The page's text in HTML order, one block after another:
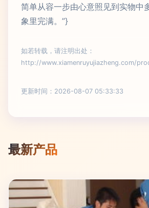
简单从容一步由心意照见到实物中
象里完满。”}
如若转载，请注明出处：
http://www.xiamenruyujiazheng.com/
更新时间：2026-08-07 05:33:33
最新产品